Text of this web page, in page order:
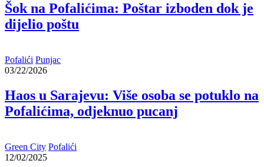
Šok na Pofalićima: Poštar izboden dok je
dijelio poštu
Pofalići Punjac
03/22/2026
Haos u Sarajevu: Više osoba se potuklo na
Pofalićima, odjeknuo pucanj
Green City Pofalići
12/02/2025